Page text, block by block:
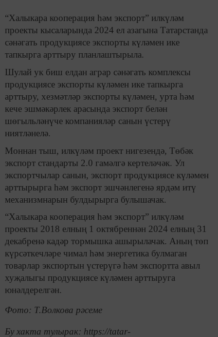
“Халыкара кооперация һәм экспорт” илкүләм
проекты кысаларында 2024 ел азагына Татарстанда
сәнәгать продукциясе экспорты күләмен ике
тапкырга арттыру планлаштырыла.
Шулай ук биш елдан аграр сәнәгать комплексы
продукциясе экспорты күләмен ике тапкырга
арттыру, хезмәтләр экспорты күләмен, урта һәм
кече эшмәкәрлек арасында экспорт белән
шөгыльләнүче компанияләр санын үстерү
ниятләнелә.
Моннан тыш, илкүләм проект нигезендә, Төбәк
экспорт стандарты 2.0 гамәлгә кертеләчәк. Ул
экспортчылар санын, экспорт продукциясе күләмен
арттырырга һәм экспорт эшчәнлегенә ярдәм итү
механизмнарын булдырырга булышачак.
“Халыкара кооперация һәм экспорт” илкүләм
проекты 2018 елның 1 октябреннән 2024 елның 31
декабренә кадәр тормышка ашырылачак. Аның төп
күрсәткечләре чимал һәм энергетика булмаган
товарлар экспортын үстерүгә һәм экспортта авыл
хуҗалыгы продукциясе күләмен арттыруга
юнәлдерелгән.
Фото: Т.Волкова рәсеме
Бу хакта тулырак: https://tatar-